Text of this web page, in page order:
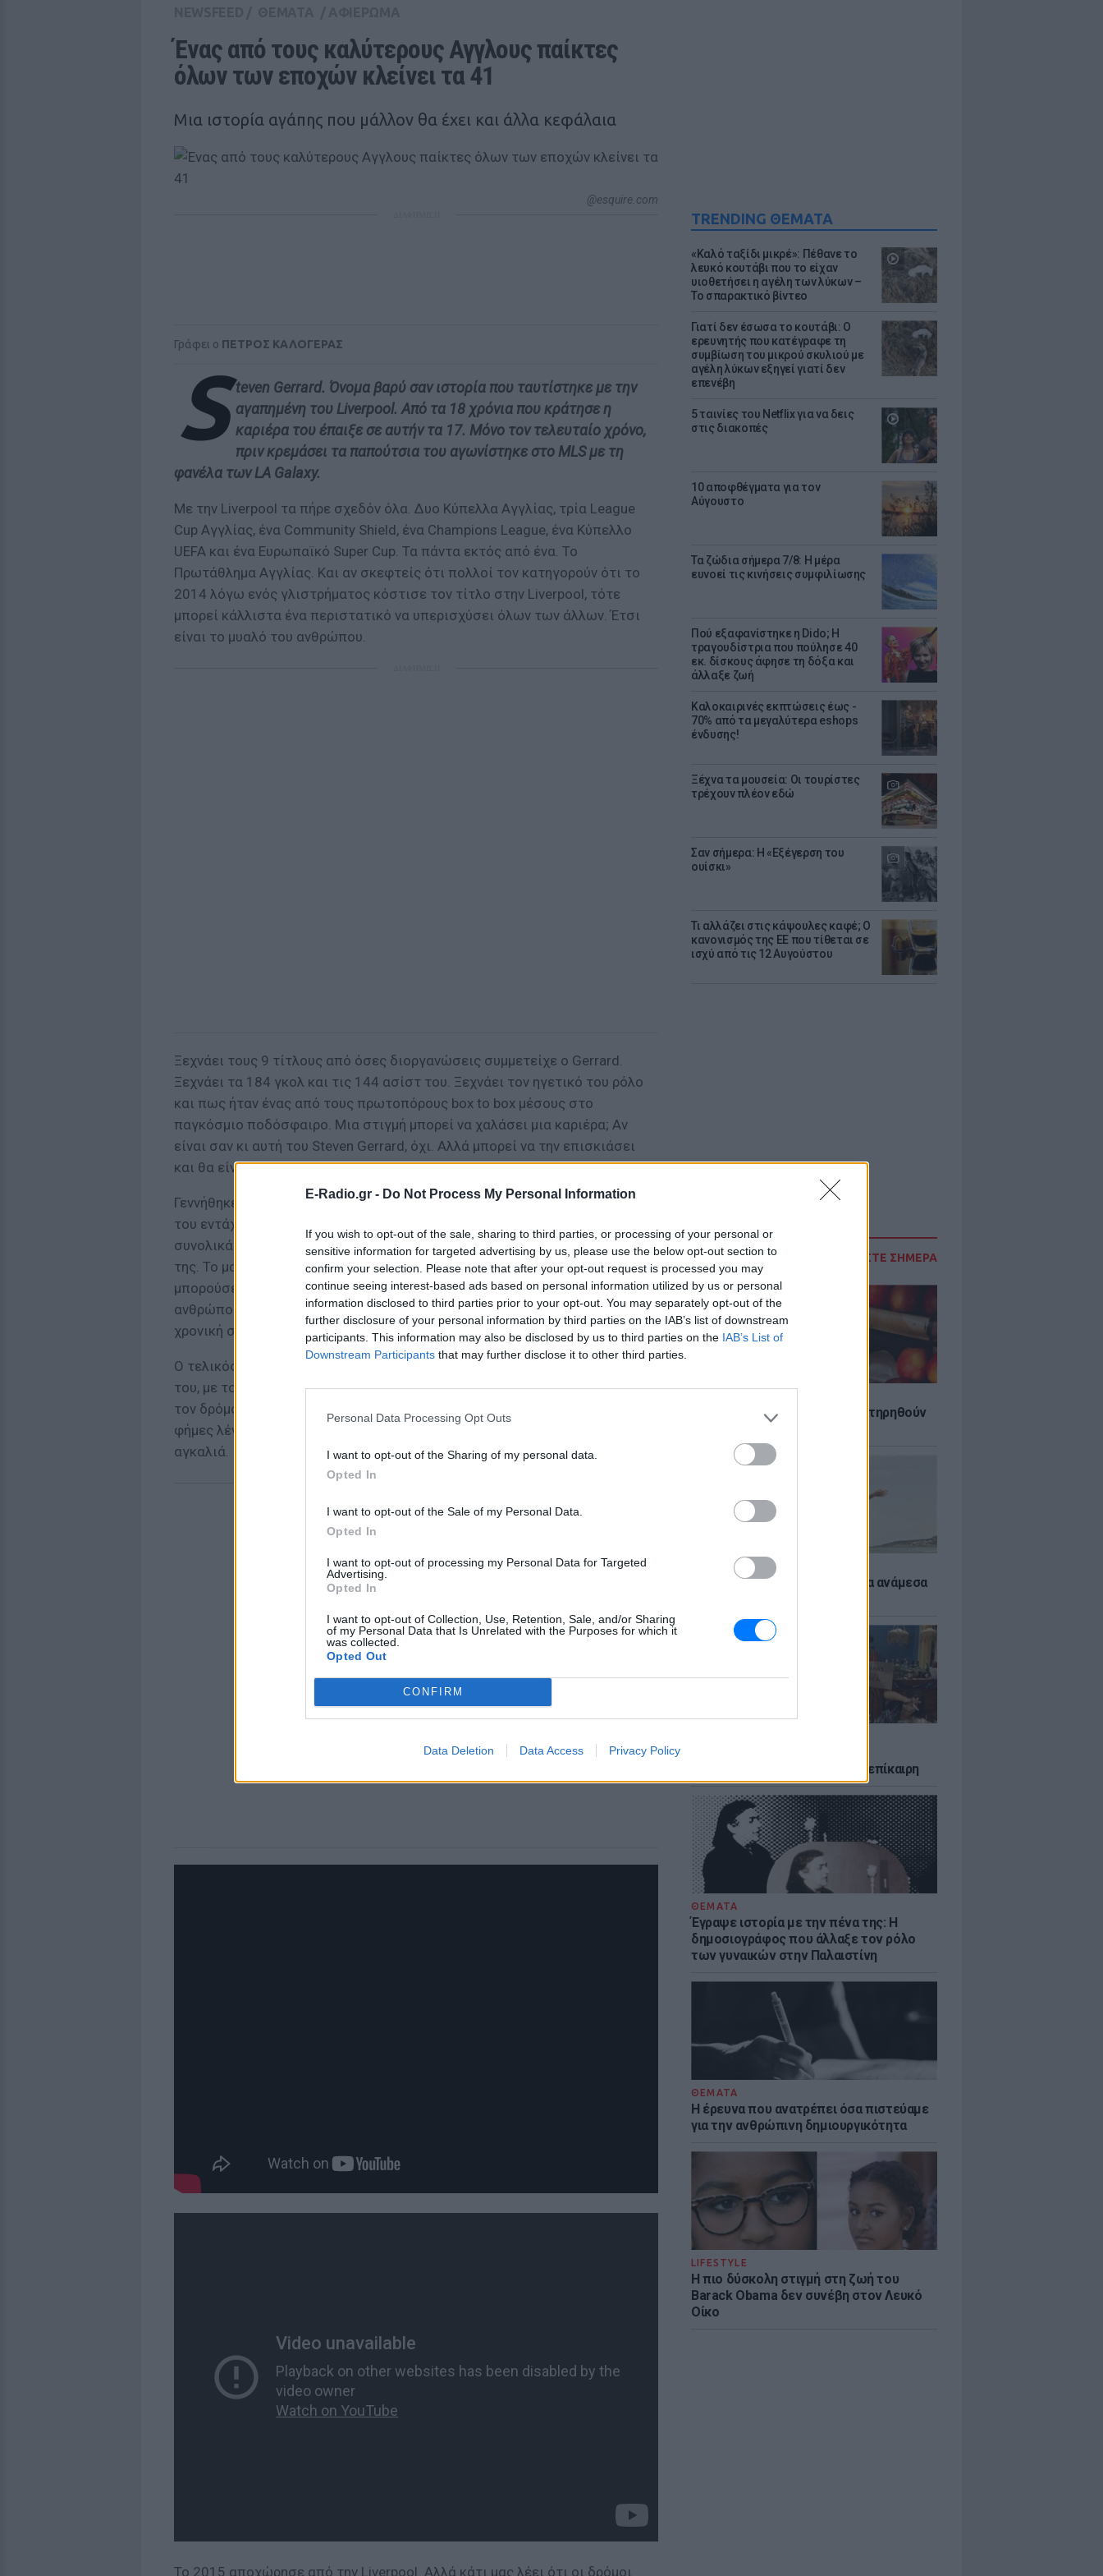
E-Radio.gr - Do Not Process My Personal Information
If you wish to opt-out of the sale, sharing to third parties, or processing of your personal or
sensitive information for targeted advertising by us, please use the below opt-out section to
confirm your selection. Please note that after your opt-out request is processed you may
continue seeing interest-based ads based on personal information utilized by us or personal
information disclosed to third parties prior to your opt-out. You may separately opt-out of the
further disclosure of your personal information by third parties on the IAB’s list of downstream
participants. This information may also be disclosed by us to third parties on the IAB’s List of
Downstream Participants that may further disclose it to other third parties.
Personal Data Processing Opt Outs
I want to opt-out of the Sharing of my personal data.
Opted In
I want to opt-out of the Sale of my Personal Data.
Opted In
I want to opt-out of processing my Personal Data for Targeted
Advertising.
Opted In
I want to opt-out of Collection, Use, Retention, Sale, and/or Sharing
of my Personal Data that Is Unrelated with the Purposes for which it
was collected.
Opted Out
CONFIRM
Data Deletion Data Access Privacy Policy
TRENDING ΘΕΜΑΤΑ
«Καλό ταξίδι μικρέ»: Πέθανε το
λευκό κουτάβι που το είχαν
υιοθετήσει η αγέλη των λύκων –
Το σπαρακτικό βίντεο
Γιατί δεν έσωσα το κουτάβι: Ο
ερευνητής που κατέγραφε τη
συμβίωση του μικρού σκυλιού με
αγέλη λύκων εξηγεί γιατί δεν
επενέβη
5 ταινίες του Netflix για να δεις
στις διακοπές
10 αποφθέγματα για τον
Αύγουστο
Τα ζώδια σήμερα 7/8: Η μέρα
ευνοεί τις κινήσεις συμφιλίωσης
Πού εξαφανίστηκε η Dido; Η
τραγουδίστρια που πούλησε 40
εκ. δίσκους άφησε τη δόξα και
άλλαξε ζωή
Καλοκαιρινές εκπτώσεις έως -
70% από τα μεγαλύτερα eshops
ένδυσης!
Ξέχνα τα μουσεία: Οι τουρίστες
τρέχουν πλέον εδώ
Σαν σήμερα: Η «Εξέγερση του
ουίσκι»
Τι αλλάζει στις κάψουλες καφέ; Ο
κανονισμός της ΕΕ που τίθεται σε
ισχύ από τις 12 Αυγούστου
ΔΙΑΒΑΣΤΕ ΣΗΜΕΡΑ
6 φρούτα που μπορουν να διατηρηθούν
Πώς να αποφύγεις το σύγκαμα ανάμεσα
νεοπλουτισμό και παραμένει επίκαιρη
ΘΕΜΑΤΑ
Έγραψε ιστορία με την πένα της: Η
δημοσιογράφος που άλλαξε τον ρόλο
των γυναικών στην Παλαιστίνη
ΘΕΜΑΤΑ
Η έρευνα που ανατρέπει όσα πιστεύαμε
για την ανθρώπινη δημιουργικότητα
LIFESTYLE
Η πιο δύσκολη στιγμή στη ζωή του
Barack Obama δεν συνέβη στον Λευκό
Οίκο
Ένας από τους καλύτερους Αγγλους παίκτες
όλων των εποχών κλείνει τα 41
Μια ιστορία αγάπης που μάλλον θα έχει και άλλα κεφάλαια
@esquire.com
Γράφει ο ΠΕΤΡΟΣ ΚΑΛΟΓΕΡΑΣ
S teven Gerrard. Όνομα βαρύ σαν ιστορία που ταυτίστηκε με την
αγαπημένη του Liverpool. Από τα 18 χρόνια που κράτησε η
καριέρα του έπαιξε σε αυτήν τα 17. Μόνο τον τελευταίο χρόνο,
πριν κρεμάσει τα παπούτσια του αγωνίστηκε στο MLS με τη
φανέλα των LA Galaxy.
Με την Liverpool τα πήρε σχεδόν όλα. Δυο Κύπελλα Αγγλίας, τρία League
Cup Αγγλίας, ένα Community Shield, ένα Champions League, ένα Κύπελλο
UEFA και ένα Ευρωπαϊκό Super Cup. Τα πάντα εκτός από ένα. Το
Πρωτάθλημα Αγγλίας. Και αν σκεφτείς ότι πολλοί τον κατηγορούν ότι το
2014 λόγω ενός γλιστρήματος κόστισε τον τίτλο στην Liverpool, τότε
μπορεί κάλλιστα ένα περιστατικό να υπερισχύσει όλων των άλλων. Έτσι
είναι το μυαλό του ανθρώπου.
Ξεχνάει τους 9 τίτλους από όσες διοργανώσεις συμμετείχε ο Gerrard.
Ξεχνάει τα 184 γκολ και τις 144 ασίστ του. Ξεχνάει τον ηγετικό του ρόλο
και πως ήταν ένας από τους πρωτοπόρους box to box μέσους στο
παγκόσμιο ποδόσφαιρο. Μια στιγμή μπορεί να χαλάσει μια καριέρα; Αν
είναι σαν κι αυτή του Steven Gerrard, όχι. Αλλά μπορεί να την επισκιάσει
και θα είναι απολύτως άδικο.
Γεννήθηκε στο Whiston του Merseyside πριν από ακριβώς 41 χρόνια. Στα 9
του εντάχθηκε στις ακαδημίες της Liverpool. Έφυγε στα 35 του, 26
συνολικά χρόνια, τα 17 στην πρώτη ομάδα. Από μικρή ηλικία έγινε ο ηγέτης
της. Το μακρινό του σουτ, η ακούραστη κίνηση του μέσα στο γήπεδο, όπου
μπορούσε να παίξει ακόμα και σαν κρυφός φορ ή δεξιός μπακ, έκαναν
ανθρώπους σαν τον Ζινταν και τον Πελέ να πουν το 2009 ότι εκείνη τη
χρονική στιγμή, ο Steven Gerrard ήταν ο καλύτερος παίκτης στον κόσμο.
Ο τελικός στην Κωνσταντινούπολη ήταν η μεγαλύτερη βραδιά στην καριέρα
του, με τον ίδιο να πετυχαίνει το πρώτο γκολ της Liverpool και να ανοίγει
τον δρόμο για την επιστροφή της ομάδας του από το 3-0 του ημιχρόνου. Οι
φήμες λένε ότι μετά την απονομή κοιμήθηκε δυο βράδια με το τρόπαιο
αγκαλιά.
Το 2015 αποχώρησε από την Liverpool. Αλλά κάτι μας λέει ότι οι δρόμοι